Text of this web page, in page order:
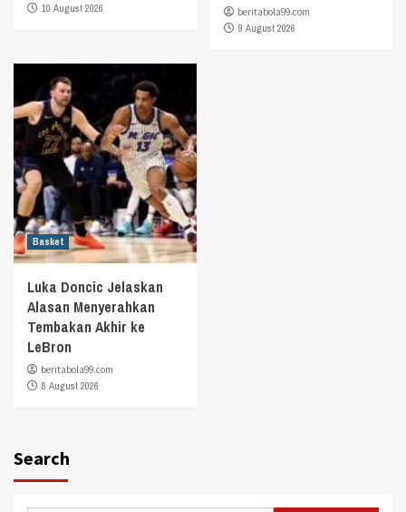
10 August 2026
beritabola99.com
9 August 2026
Basket
Luka Doncic Jelaskan
Alasan Menyerahkan
Tembakan Akhir ke
LeBron
beritabola99.com
8 August 2026
Search